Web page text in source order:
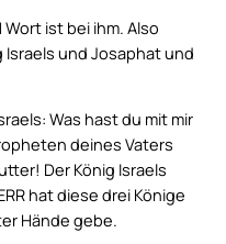
Wort ist bei ihm. Also
Israels und Josaphat und
Was hast du mit mir
deines Vaters
Der König Israels
hat diese drei Könige
Hände gebe.